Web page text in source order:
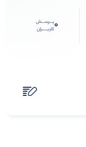
0پـــرســـش
کاربـــــران